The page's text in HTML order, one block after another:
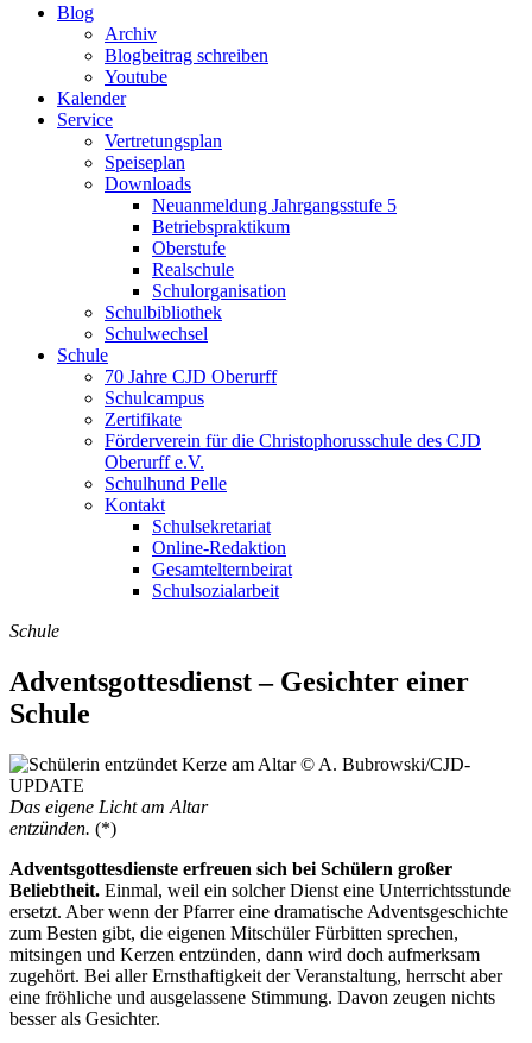
Blog
Archiv
Blogbeitrag schreiben
Youtube
Kalender
Service
Vertretungsplan
Speiseplan
Downloads
Neuanmeldung Jahrgangsstufe 5
Betriebspraktikum
Oberstufe
Realschule
Schulorganisation
Schulbibliothek
Schulwechsel
Schule
70 Jahre CJD Oberurff
Schulcampus
Zertifikate
Förderverein für die Christophorusschule des CJD
Oberurff e.V.
Schulhund Pelle
Kontakt
Schulsekretariat
Online-Redaktion
Gesamtelternbeirat
Schulsozialarbeit
Schule
Adventsgottesdienst – Gesichter einer
Schule
Das eigene Licht am Altar
entzünden. (*)
Adventsgottesdienste erfreuen sich bei Schülern großer
Beliebtheit. Einmal, weil ein solcher Dienst eine Unterrichtsstunde
ersetzt. Aber wenn der Pfarrer eine dramatische Adventsgeschichte
zum Besten gibt, die eigenen Mitschüler Fürbitten sprechen,
mitsingen und Kerzen entzünden, dann wird doch aufmerksam
zugehört. Bei aller Ernsthaftigkeit der Veranstaltung, herrscht aber
eine fröhliche und ausgelassene Stimmung. Davon zeugen nichts
besser als Gesichter.